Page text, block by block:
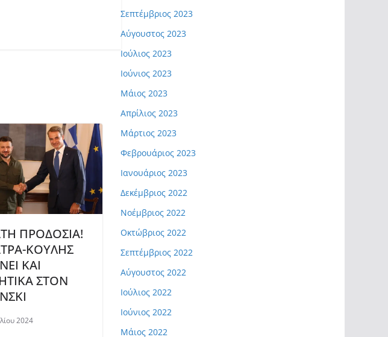
ΠΡΟΔΟΣΙΑ!
ΚΟΥΛΗΣ
ΚΑΙ
ΣΤΟΝ
2024
Σεπτέμβριος 2023
Αύγουστος 2023
Ιούλιος 2023
Ιούνιος 2023
Μάιος 2023
Απρίλιος 2023
Μάρτιος 2023
Φεβρουάριος 2023
Ιανουάριος 2023
Δεκέμβριος 2022
Νοέμβριος 2022
Οκτώβριος 2022
Σεπτέμβριος 2022
Αύγουστος 2022
Ιούλιος 2022
Ιούνιος 2022
Μάιος 2022